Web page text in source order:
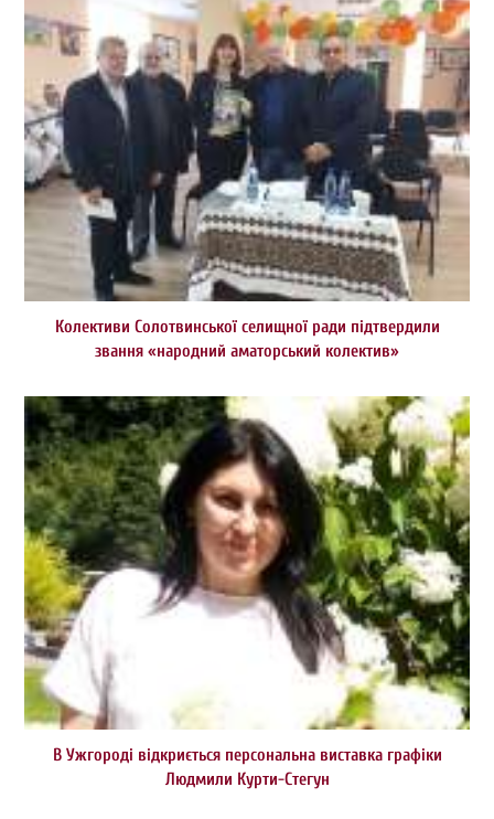
Колективи Солотвинської селищної ради підтвердили
звання «народний аматорський колектив»
В Ужгороді відкриється персональна виставка графіки
Людмили Курти-Стегун